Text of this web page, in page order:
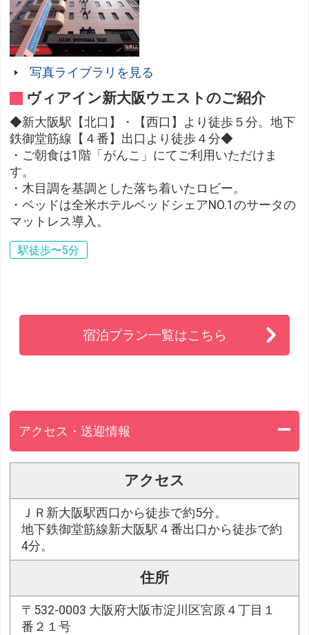
写真ライブラリを見る
ヴィアイン新大阪ウエストのご紹介
◆新大阪駅【北口】・【西口】より徒歩５分。地下
鉄御堂筋線【４番】出口より徒歩４分◆
・ご朝食は1階「がんこ」にてご利用いただけま
す。
・木目調を基調とした落ち着いたロビー。
・ベッドは全米ホテルベッドシェアNO.1のサータの
マットレス導入。
駅徒歩〜5分
宿泊プラン一覧はこちら
アクセス・送迎情報
アクセス
ＪＲ新大阪駅西口から徒歩で約5分。
地下鉄御堂筋線新大阪駅４番出口から徒歩で約
4分。
住所
〒532-0003 大阪府大阪市淀川区宮原４丁目１
番２１号